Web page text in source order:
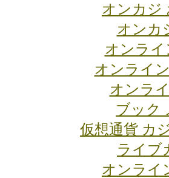
オンカジ
オンカ
オンラ
オンライ
オンラ
ブック
仮想通貨 カ
ライブ
オンライ